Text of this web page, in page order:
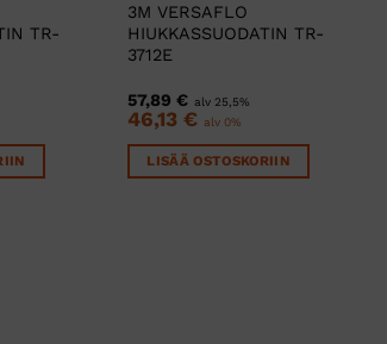
TR-
3M VERSAFLO
HIUKKASSUODATIN TR-
3712E
57,89€ alv 25,5%
46,13€ alv 0%
LISÄÄ OSTOSKORIIN